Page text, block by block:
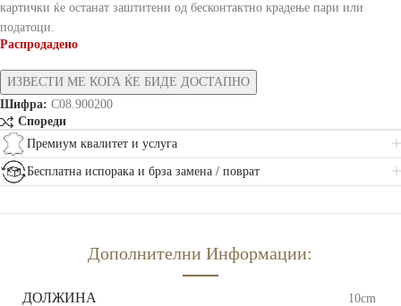
картички ќе останат заштитени од бесконтактно крадење пари или
податоци.
Распродадено
Шифра: C08.900200
Спореди
Премиум квалитет и услуга
Бесплатна испорака и брза замена / поврат
Дополнителни Информации:
ДОЛЖИНА 10cm